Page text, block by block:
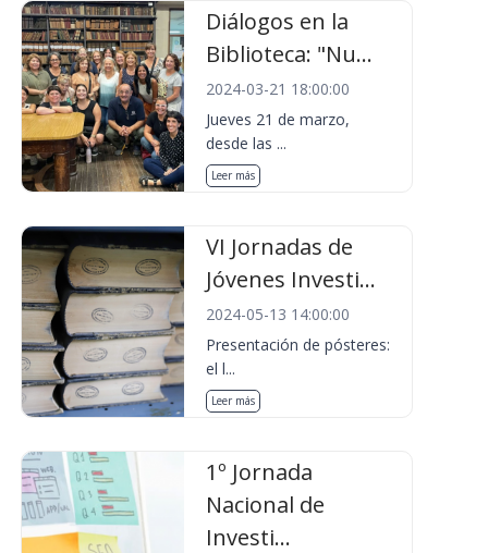
Diálogos en la
Biblioteca: "Nu...
2024-03-21 18:00:00
Jueves 21 de marzo,
desde las ...
Leer más
VI Jornadas de
Jóvenes Investi...
2024-05-13 14:00:00
Presentación de pósteres:
el l...
Leer más
1º Jornada
Nacional de
Investi...